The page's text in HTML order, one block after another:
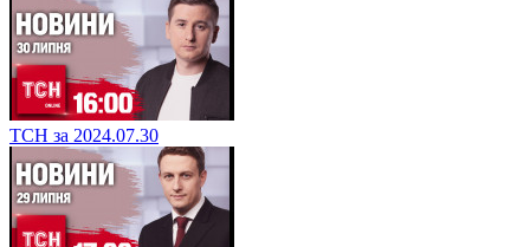
ТСН за 2024.07.30